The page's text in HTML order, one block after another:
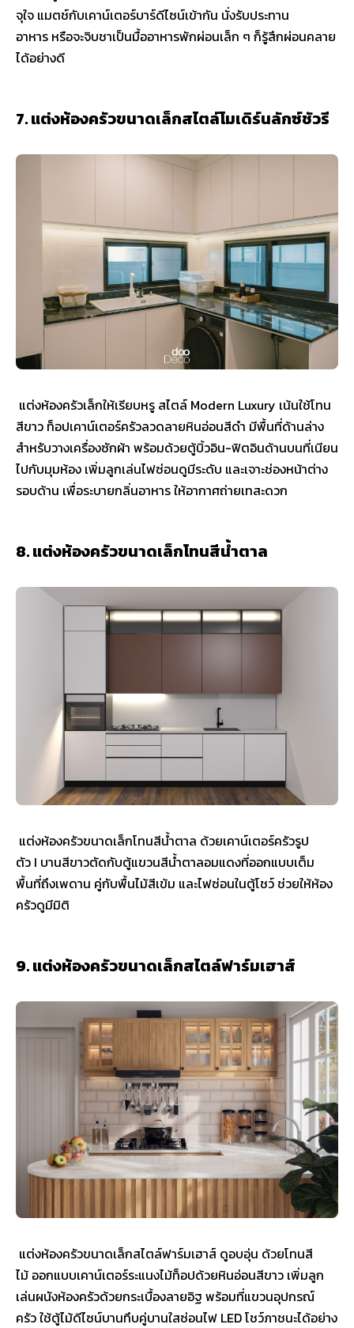
จุใจ แมตช์กับเคาน์เตอร์บาร์ดีไซน์เข้ากัน นั่งรับประทาน
อาหาร หรือจะจิบชาเป็นมื้ออาหารพักผ่อนเล็ก ๆ ก็รู้สึกผ่อนคลาย
ได้อย่างดี
7. แต่งห้องครัวขนาดเล็กสไตล์โมเดิร์นลักซ์ชัวรี
แต่งห้องครัวเล็กให้เรียบหรู สไตล์ Modern Luxury เน้นใช้โทน
สีขาว ท็อปเคาน์เตอร์ครัวลวดลายหินอ่อนสีดำ มีพื้นที่ด้านล่าง
สำหรับวางเครื่องซักผ้า พร้อมด้วยตู้บิ้วอิน-ฟิตอินด้านบนที่เนียน
ไปกับมุมห้อง เพิ่มลูกเล่นไฟซ่อนดูมีระดับ และเจาะช่องหน้าต่าง
รอบด้าน เพื่อระบายกลิ่นอาหาร ให้อากาศถ่ายเทสะดวก
8. แต่งห้องครัวขนาดเล็กโทนสีน้ำตาล
แต่งห้องครัวขนาดเล็กโทนสีน้ำตาล ด้วยเคาน์เตอร์ครัวรูป
ตัว I บานสีขาวตัดกับตู้แขวนสีน้ำตาลอมแดงที่ออกแบบเต็ม
พื้นที่ถึงเพดาน คู่กับพื้นไม้สีเข้ม และไฟซ่อนในตู้โชว์ ช่วยให้ห้อง
ครัวดูมีมิติ
9. แต่งห้องครัวขนาดเล็กสไตล์ฟาร์มเฮาส์
แต่งห้องครัวขนาดเล็กสไตล์ฟาร์มเฮาส์ ดูอบอุ่น ด้วยโทนสี
ไม้ ออกแบบเคาน์เตอร์ระแนงไม้ท็อปด้วยหินอ่อนสีขาว เพิ่มลูก
เล่นผนังห้องครัวด้วยกระเบื้องลายอิฐ พร้อมที่แขวนอุปกรณ์
ครัว ใช้ตู้ไม้ดีไซน์บานทึบคู่บานใสซ่อนไฟ LED โชว์ภาชนะได้อย่าง